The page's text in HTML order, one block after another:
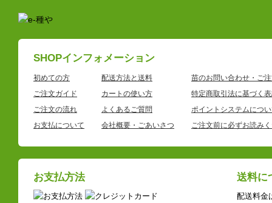
SHOPインフォメーション
初めての方
ご注文ガイド
ご注文の流れ
お支払について
配送方法と送料
カートの使い方
よくあるご質問
会社概要・ごあいさつ
苗のお問い合わせ・ご
特定商取引法に基づく
ポイントシステムにつ
ご注文前に必ずお読み
お支払方法 送料に
配送料金